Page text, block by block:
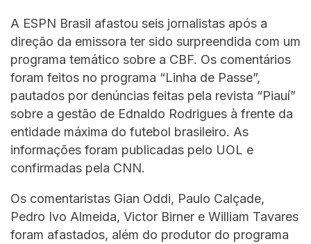
A ESPN Brasil afastou seis jornalistas após a
direção da emissora ter sido surpreendida com um
programa temático sobre a CBF. Os comentários
foram feitos no programa “Linha de Passe”,
pautados por denúncias feitas pela revista “Piauí”
sobre a gestão de Ednaldo Rodrigues à frente da
entidade máxima do futebol brasileiro. As
informações foram publicadas pelo UOL e
confirmadas pela CNN.
Os comentaristas Gian Oddi, Paulo Calçade,
Pedro Ivo Almeida, Victor Birner e William Tavares
foram afastados, além do produtor do programa